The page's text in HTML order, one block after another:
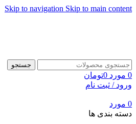
Skip to navigation Skip to main content
جستجو
0 مورد 0تومان
ورود / ثبت نام
0 مورد
دسته بندی ها